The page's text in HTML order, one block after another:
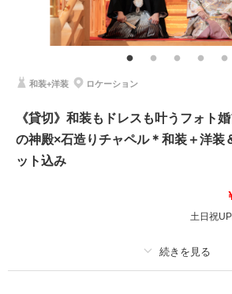
その他含むもの
ヘアメイク撮影同行（移動費が発生する場合は実
承ください。）/ロケーション2箇所撮影
ご家族との撮影も、追加料金なし＊上質で豊富な
衣裳でこだわりのフォトウエディング
新郎新婦衣装２点、ヘアメイク＆着付け、ヘアメ
データ修正付きプラン！ドレス姿と和装のどちら
ィング♪
このプランで撮影可能な撮影レポート
撮影場所：
野草園 パ
和装+洋装 ロケーション
《貸切》和装もドレスも叶うフォト
の神殿×石造りチャペル＊和装＋洋装
ット込み
土日祝UP